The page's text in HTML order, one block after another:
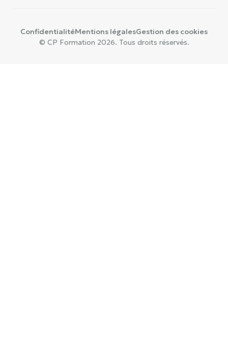
© CP Formation 2026. Tous droits réservés.
ConfidentialitéMentions légalesGestion des cookies